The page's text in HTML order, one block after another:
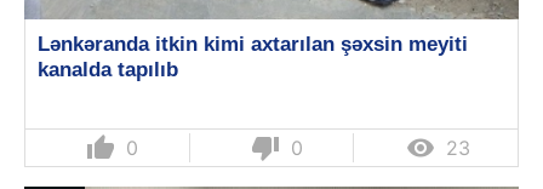
Lənkəranda itkin kimi axtarılan şəxsin meyiti
kanalda tapılıb
thumb_up 0 thumb_down 0  23